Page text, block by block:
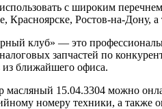
с широким
Красноярске, Ростов-на-Дону,
клуб» — это
запчастей по
ближайшего офиса.
масляный 15.04.3304 можно
номеру техники, а также